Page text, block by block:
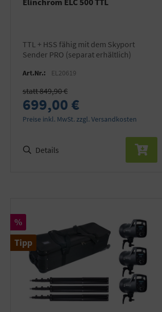
TTL + HSS fähig mit dem Skyport
Sender PRO (separat erhältlich)
Art.Nr.: EL20619
statt 849,90 €
699,00 €
Preise inkl. MwSt. zzgl. Versandkosten
Details
Rabatt
%
Tipp